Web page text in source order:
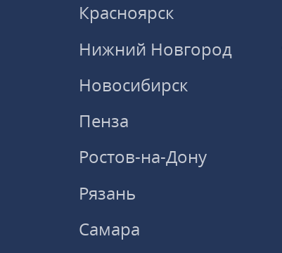
Красноярск
Нижний Новгород
Новосибирск
Пенза
Ростов-на-Дону
Рязань
Самара